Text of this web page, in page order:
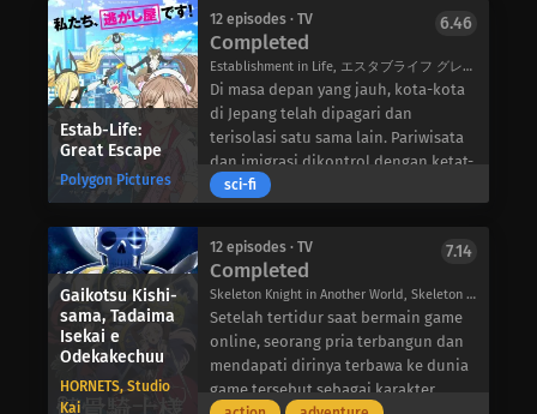
harus rela berkorban dan
berkomitmen penuh pada balet,
sambil mengambil risiko kehilangan
beberapa teman.
kenal…
memilih penerus yang berbeda-
seorang gadis berusia 10 tahun
bernama Itsuka Yukihira, yang
ditinggalkan di Ryokushou oleh
ayahnya karena alasan yang tidak
diketahui. Meskipun dia telah
menjadi bagian dari keluarga dan
sekarang menjadi gadis poster toko,
semua petunjuk yang mungkin bisa
membawanya kepadanya. Bersimpati
dengan situasi Itsuka, ibu Nagomu
meminta Nagomu untuk berperan
sebagai ayah Itsuka, berharap Itsuka
akan terbuka padanya dan
meringankan rasa sakitnya,
Estab-Life:
Great Escape
Polygon Pictures
12 episodes · TV
Completed
Establishment in Life, エスタブライフ グレイトエスケープ
6.46
Di masa depan yang jauh, kota-kota
di Jepang telah dipagari dan
terisolasi satu sama lain. Pariwisata
dan imigrasi dikontrol dengan ketat-
jika bukan tidak mungkin. Setiap
keinginan. Kelompok-kelompok ini
disempurnakan menjadi satu cita-
cita, dengan setiap warga memenuhi
peran mereka dalam melestarikan
kreasi moderator. Namun, tidak
semua orang puas dengan visi yang
terfokus pada kota tempat mereka
sci-fi
Gaikotsu Kishi-
sama, Tadaima
Isekai e
Odekakechuu
HORNETS, Studio
Kai
12 episodes · TV
Completed
Skeleton Knight in Another World, Skeleton Knight going out to the parallel universe, 骸骨騎士様、只今異世界へお出掛け中
7.14
Setelah tertidur saat bermain game
online, seorang pria terbangun dan
mendapati dirinya terbawa ke dunia
game tersebut sebagai karakter